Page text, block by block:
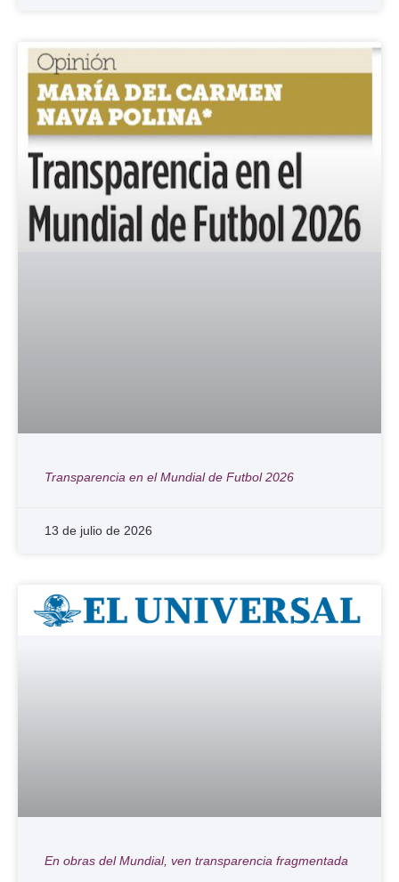
Transparencia en el Mundial de Futbol 2026
13 de julio de 2026
En obras del Mundial, ven transparencia fragmentada